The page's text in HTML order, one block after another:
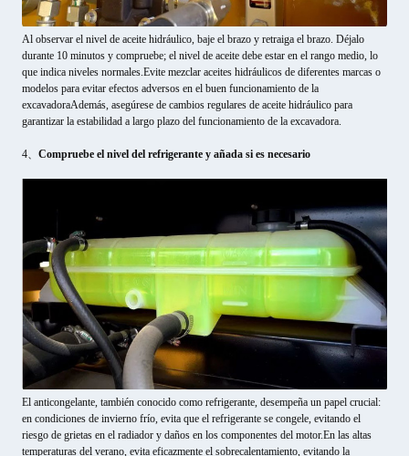
Al observar el nivel de aceite hidráulico, baje el brazo y retraiga el brazo. Déjalo
durante 10 minutos y compruebe; el nivel de aceite debe estar en el rango medio, lo
que indica niveles normales.Evite mezclar aceites hidráulicos de diferentes marcas o
modelos para evitar efectos adversos en el buen funcionamiento de la
excavadoraAdemás, asegúrese de cambios regulares de aceite hidráulico para
garantizar la estabilidad a largo plazo del funcionamiento de la excavadora.
4、 Compruebe el nivel del refrigerante y añada si es necesario
El anticongelante, también conocido como refrigerante, desempeña un papel crucial:
en condiciones de invierno frío, evita que el refrigerante se congele, evitando el
riesgo de grietas en el radiador y daños en los componentes del motor.En las altas
temperaturas del verano, evita eficazmente el sobrecalentamiento, evitando la